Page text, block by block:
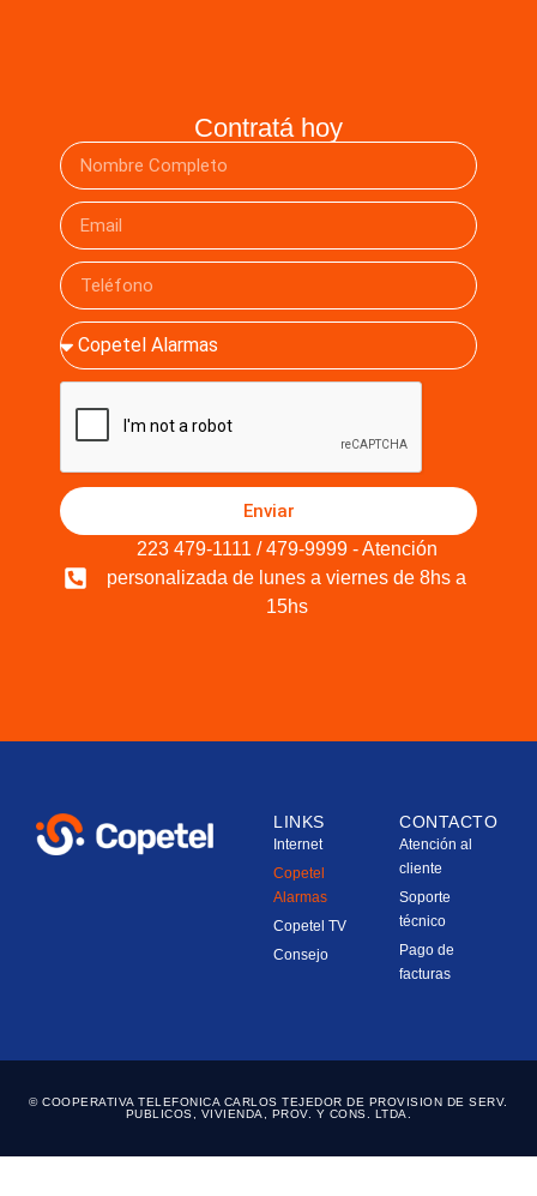
Contratá hoy
Enviar
223 479-1111 / 479-9999 - Atención
personalizada de lunes a viernes de 8hs a
15hs
LINKS
Internet
Copetel
Alarmas
Copetel TV
Consejo
CONTACTO
Atención al
cliente
Soporte
técnico
Pago de
facturas
© COOPERATIVA TELEFONICA CARLOS TEJEDOR DE PROVISION DE SERV.
PUBLICOS, VIVIENDA, PROV. Y CONS. LTDA.